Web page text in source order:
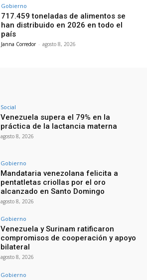
Gobierno
717.459 toneladas de alimentos se
han distribuido en 2026 en todo el
país
Janna Corredor - agosto 8, 2026
Social
Venezuela supera el 79% en la
práctica de la lactancia materna
agosto 8, 2026
Gobierno
Mandataria venezolana felicita a
pentatletas criollas por el oro
alcanzado en Santo Domingo
agosto 8, 2026
Gobierno
Venezuela y Surinam ratificaron
compromisos de cooperación y apoyo
bilateral
agosto 8, 2026
Gobierno